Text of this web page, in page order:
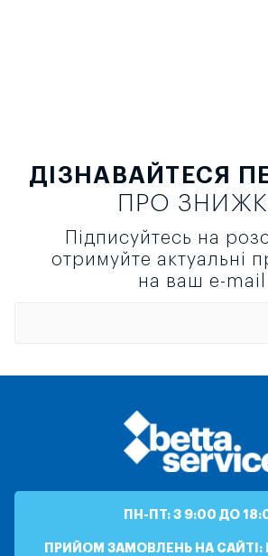
ДІЗНАВАЙТЕСЯ
ПРО
Підписуйтесь на
отримуйте актуальні
на ваш e-mail
ПН-ПТ: З 9:00 ДО
ПРИЙОМ ЗАМОВЛЕНЬ НА